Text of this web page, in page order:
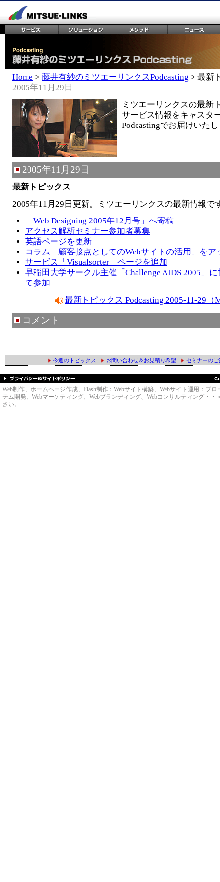
Home > 藤井有紗のミツエーリンクスPodcasting > 最新
2005年11月29日
ミツエーリンクスの最新
サービス情報をキャスタ
Podcastingでお届けいた
2005年11月29日
最新トピックス
2005年11月29日更新。ミツエーリンクスの最新情報で
「Web Designing 2005年12月号」へ寄稿
アクセス解析セミナー参加者募集
英語ページを更新
コラム「顧客接点としてのWebサイトの活用」をア
サービス「Visualsorter」ページを追加
早稲田大学サークル主催「Challenge AIDS 2005」
て参加
最新トピックス Podcasting 2005-11-29（
コメント
今週のトピックス お問い合わせ＆お見積り希望 セミナーのご
Web制作、ホームページ作成、Flash制作：Webサイト構築、Webサイト運用：ブ
テム開発、Webマーケティング、Webブランディング、Webコンサルティング・
さい。